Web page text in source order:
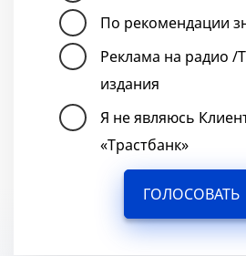
По рекомендации
Реклама на радио /
издания
Я не являюсь
«Трастбанк»
ГОЛОСОВАТЬ